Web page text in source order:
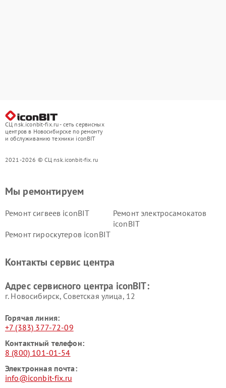
СЦ nsk.iconbit-fix.ru - сеть сервисных
центров в Новосибирске по ремонту
и обслуживанию техники iconBIT
2021-2026 © СЦ nsk.iconbit-fix.ru
Мы ремонтируем
Ремонт сигвеев iconBIT
Ремонт электросамокатов
iconBIT
Ремонт гироскутеров iconBIT
Контакты сервис центра
Адрес сервисного центра iconBIT:
г. Новосибирск, Советская улица, 12
Горячая линия:
+7 (383) 377-72-09
Контактный телефон:
8 (800) 101-01-54
Электронная почта:
info@iconbit-fix.ru